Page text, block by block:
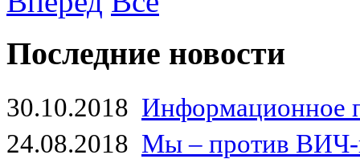
Последние новости
30.10.2018 Информационное
24.08.2018 Мы – против